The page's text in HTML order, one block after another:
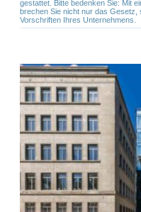
gestattet. Bitte bedenken Sie: Mit
brechen Sie nicht nur das
Vorschriften Ihres Unternehmens.